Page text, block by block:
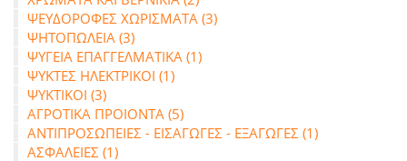
ΨΕΥΔΟΡΟΦΕΣ ΧΩΡΙΣΜΑΤΑ (3)
ΨΗΤΟΠΩΛΕΙΑ (3)
ΨΥΓΕΙΑ ΕΠΑΓΓΕΛΜΑΤΙΚΑ (1)
ΨΥΚΤΕΣ ΗΛΕΚΤΡΙΚΟΙ (1)
ΨΥΚΤΙΚΟΙ (3)
ΑΓΡΟΤΙΚΑ ΠΡΟΙΟΝΤΑ (5)
ΑΝΤΙΠΡΟΣΩΠΕΙΕΣ - ΕΙΣΑΓΩΓΕΣ - ΕΞΑΓΩΓΕΣ (1)
ΑΣΦΑΛΕΙΕΣ (1)